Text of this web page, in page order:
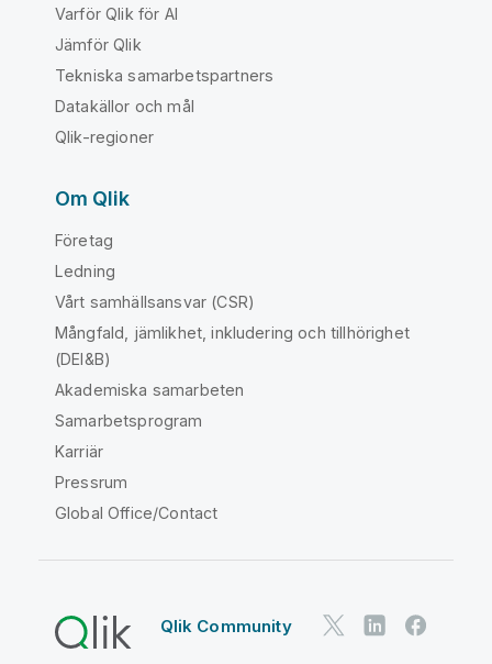
Varför Qlik för AI
Jämför Qlik
Tekniska samarbetspartners
Datakällor och mål
Qlik-regioner
Om Qlik
Företag
Ledning
Vårt samhällsansvar (CSR)
Mångfald, jämlikhet, inkludering och tillhörighet
(DEI&B)
Akademiska samarbeten
Samarbetsprogram
Karriär
Pressrum
Global Office/Contact
Qlik Community